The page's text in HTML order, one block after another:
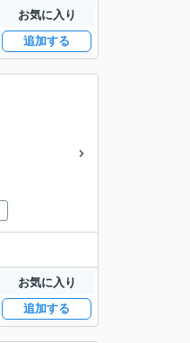
お気に入り
追加する
お気に入り
追加する